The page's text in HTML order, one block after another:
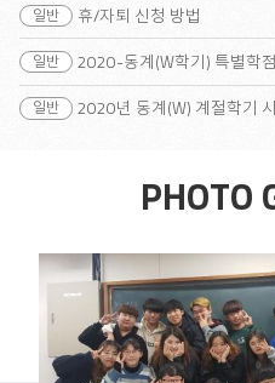
휴/자퇴 신청 방법
2020-동계(W학기) 특별학
2020년 동계(W) 계절학기
PHOTO